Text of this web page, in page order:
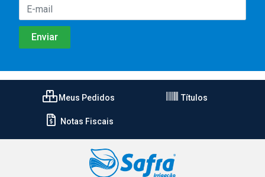
Meus Pedidos Títulos
Notas Fiscais